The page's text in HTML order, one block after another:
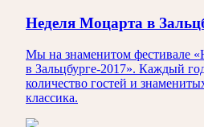
Неделя Моцарта в
Мы на знаменитом фестивале
в Зальцбурге-2017». Каждый
количество гостей и
классика.